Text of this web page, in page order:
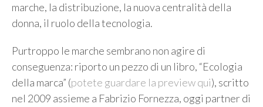
marche, la distribuzione, la nuova centralità della
donna, il ruolo della tecnologia.
Purtroppo le marche sembrano non agire di
conseguenza: riporto un pezzo di un libro, “Ecologia
della marca” (potete guardare la preview qui), scritto
nel 2009 assieme a Fabrizio Fornezza, oggi partner di